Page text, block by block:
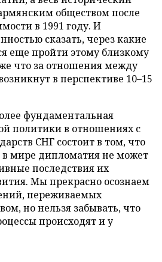
обществом после
в 1991 году. И
сказать, через какие
еще пройти этому близкому
что за отношения между
в перспективе 10–15
фундаментальная
политики в отношениях с
СНГ состоит в том, что
мире дипломатия не может
последствия их
Мы прекрасно осознаем
переживаемых
но нельзя забывать, что
происходят и у